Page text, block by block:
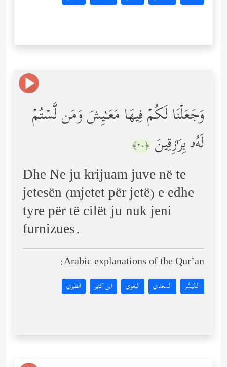
وَجَعَلۡنَا لَكُمۡ فِیهَا مَعَـٰیِشَ وَمَن لَّسۡتُمۡ
لَهُۥ بِرَ ٰ⁠زِقِینَ ﴿٢٠﴾
Dhe Ne ju krijuam juve në te
jetesën (mjetet për jetë) e edhe
tyre për të cilët ju nuk jeni
furnizues.
Arabic explanations of the Qur’an:
المُيسَّر السعدي البغوي ابن كثير الطبري